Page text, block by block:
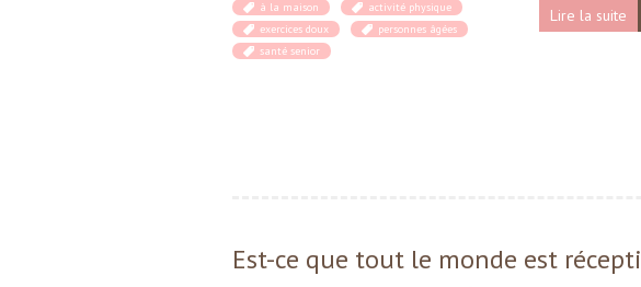
Lire la suite
à la maison
activité physique
exercices doux
personnes âgées
santé senior
Est-ce que tout le monde est